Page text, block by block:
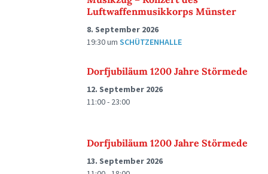
Luftwaffenmusikkorps Münster
8. September 2026
19:30um SCHÜTZENHALLE
Dorfjubiläum 1200 Jahre Störmede
12. September 2026
11:00 - 23:00
Dorfjubiläum 1200 Jahre Störmede
13. September 2026